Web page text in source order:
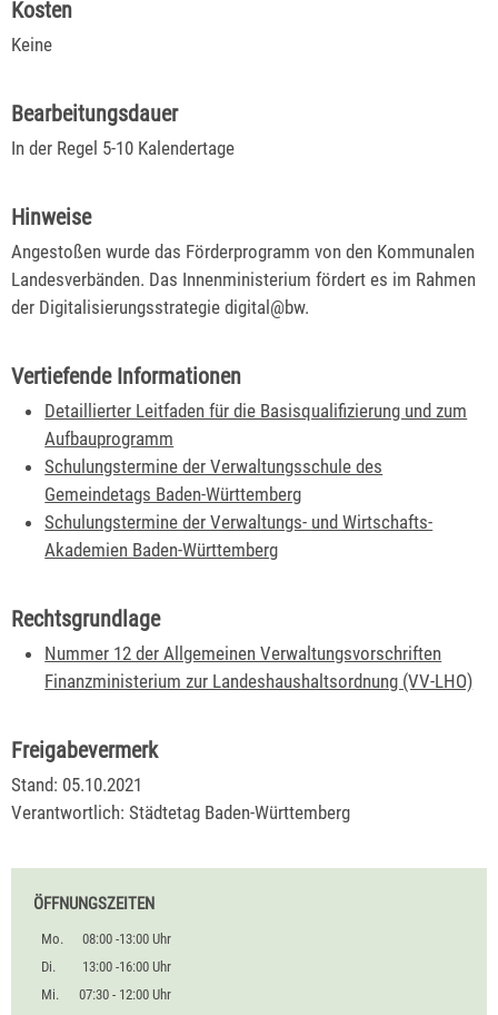
Kosten
Keine
Bearbeitungsdauer
In der Regel 5-10 Kalendertage
Hinweise
Angestoßen wurde das Förderprogramm von den Kommunalen
Landesverbänden. Das Innenministerium fördert es im Rahmen
der Digitalisierungsstrategie digital@bw.
Vertiefende Informationen
Detaillierter Leitfaden für die Basisqualifizierung und zum
Aufbauprogramm
Schulungstermine der Verwaltungsschule des
Gemeindetags Baden-Württemberg
Schulungstermine der Verwaltungs- und Wirtschafts-
Akademien Baden-Württemberg
Rechtsgrundlage
Nummer 12 der Allgemeinen Verwaltungsvorschriften
Finanzministerium zur Landeshaushaltsordnung (VV-LHO)
Freigabevermerk
Stand: 05.10.2021
Verantwortlich: Städtetag Baden-Württemberg
ÖFFNUNGSZEITEN
Mo.
08:00 -13:00 Uhr
Di.
13:00 -16:00 Uhr
Mi.
07:30 - 12:00 Uhr